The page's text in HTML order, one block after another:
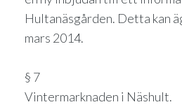
Hultanäsgården. Detta kan
mars 2014.
§ 7
Vintermarknaden i Näshult.